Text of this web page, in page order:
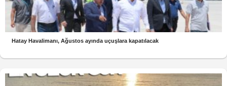
Hatay Havalimanı, Ağustos ayında uçuşlara kapatılacak